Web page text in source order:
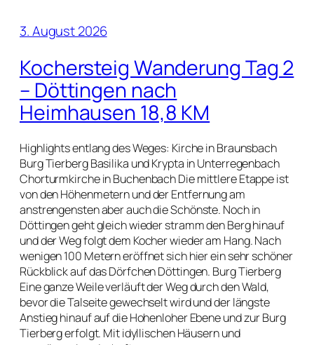
3. August 2026
Kochersteig Wanderung Tag 2
– Döttingen nach
Heimhausen 18,8 KM
Highlights entlang des Weges: Kirche in Braunsbach
Burg Tierberg Basilika und Krypta in Unterregenbach
Chorturmkirche in Buchenbach Die mittlere Etappe ist
von den Höhenmetern und der Entfernung am
anstrengensten aber auch die Schönste. Noch in
Döttingen geht gleich wieder stramm den Berg hinauf
und der Weg folgt dem Kocher wieder am Hang. Nach
wenigen 100 Metern eröffnet sich hier ein sehr schöner
Rückblick auf das Dörfchen Döttingen. Burg Tierberg
Eine ganze Weile verläuft der Weg durch den Wald,
bevor die Talseite gewechselt wird und der längste
Anstieg hinauf auf die Hohenloher Ebene und zur Burg
Tierberg erfolgt. Mit idyllischen Häusern und